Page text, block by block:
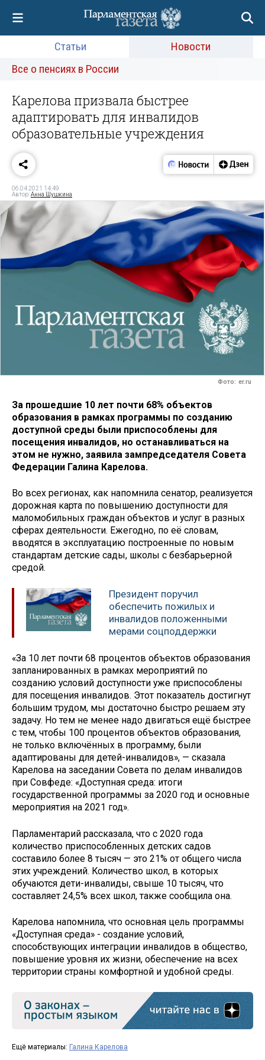
Статьи
Новости
Все о пенсиях в России
Карелова призвала быстрее
адаптировать для инвалидов
образовательные учреждения
06.04.2021 14:49
Автор:Анна Шушкина
Фото: er.ru
За прошедшие 10 лет почти 68% объектов
образования в рамках программы по созданию
доступной среды были приспособлены для
посещения инвалидов, но останавливаться на
этом не нужно, заявила зампредседателя Совета
Федерации Галина Карелова.
Во всех регионах, как напомнила сенатор, реализуется
дорожная карта по повышению доступности для
маломобильных граждан объектов и услуг в разных
сферах деятельности. Ежегодно, по её словам,
вводятся в эксплуатацию построенные по новым
стандартам детские сады, школы с безбарьерной
средой.
Президент поручил
обеспечить пожилых и
инвалидов положенными
мерами соцподдержки
«За 10 лет почти 68 процентов объектов образования
запланированных в рамках мероприятий по
созданию условий доступности уже приспособлены
для посещения инвалидов. Этот показатель достигнут
большим трудом, мы достаточно быстро решаем эту
задачу. Но тем не менее надо двигаться ещё быстрее
с тем, чтобы 100 процентов объектов образования,
не только включённых в программу, были
адаптированы для детей-инвалидов», — сказала
Карелова на заседании Совета по делам инвалидов
при Совфеде: «Доступная среда: итоги
государственной программы за 2020 год и основные
мероприятия на 2021 год».
Парламентарий рассказала, что с 2020 года
количество приспособленных детских садов
составило более 8 тысяч — это 21% от общего числа
этих учреждений. Количество школ, в которых
обучаются дети-инвалиды, свыше 10 тысяч, что
составляет 24,5% всех школ, также сообщила она.
Карелова напомнила, что основная цель программы
«Доступная среда» - создание условий,
способствующих интеграции инвалидов в общество,
повышение уровня их жизни, обеспечение на всех
территории страны комфортной и удобной среды.
Ещё материалы: Галина Карелова